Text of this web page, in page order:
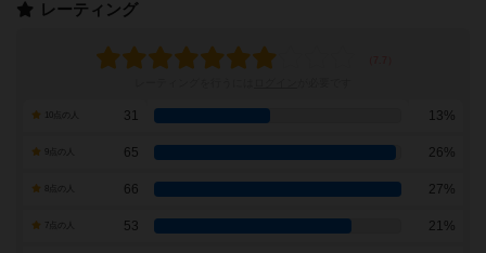
レーティング
31 13%
65 26%
66 27%
7点の人 53 21%